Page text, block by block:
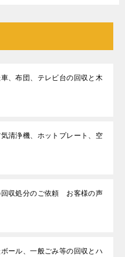
、布団、テレビ台の回収と木
清浄機、ホットプレート、空
回収処分のご依頼 お客様の声
ボール、一般ごみ等の回収とハ